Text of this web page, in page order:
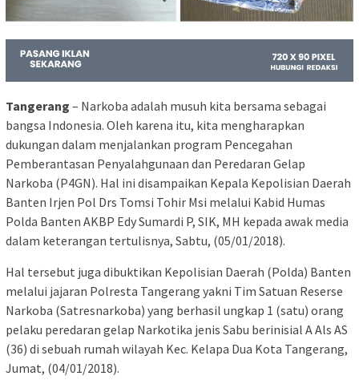
Tangerang – Narkoba adalah musuh kita bersama sebagai
bangsa Indonesia. Oleh karena itu, kita mengharapkan
dukungan dalam menjalankan program Pencegahan
Pemberantasan Penyalahgunaan dan Peredaran Gelap
Narkoba (P4GN). Hal ini disampaikan Kepala Kepolisian Daerah
Banten Irjen Pol Drs Tomsi Tohir Msi melalui Kabid Humas
Polda Banten AKBP Edy Sumardi P, SIK, MH kepada awak media
dalam keterangan tertulisnya, Sabtu, (05/01/2018).
Hal tersebut juga dibuktikan Kepolisian Daerah (Polda) Banten
melalui jajaran Polresta Tangerang yakni Tim Satuan Reserse
Narkoba (Satresnarkoba) yang berhasil ungkap 1 (satu) orang
pelaku peredaran gelap Narkotika jenis Sabu berinisial A Als AS
(36) di sebuah rumah wilayah Kec. Kelapa Dua Kota Tangerang,
Jumat, (04/01/2018).